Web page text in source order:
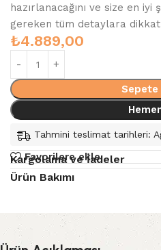
hazırlanacağını ve size en iyi
gereken tüm detaylara
₺4.889,00
Sepete
Tahmini teslimat tarihleri:
Favorilere ekle
Kargolama ve İadeler
Ürün Bakımı